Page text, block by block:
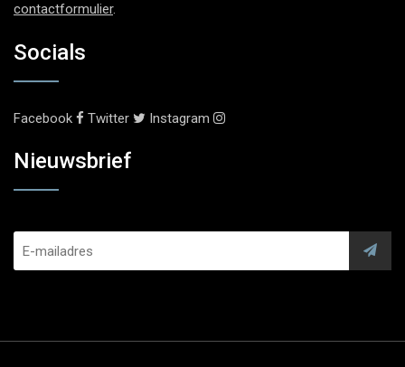
contactformulier.
Socials
Facebook Twitter Instagram
Nieuwsbrief